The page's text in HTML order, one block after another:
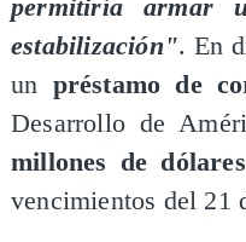
permitiría armar
estabilización". En
un préstamo de
Desarrollo de
millones de dólares
vencimientos del 21